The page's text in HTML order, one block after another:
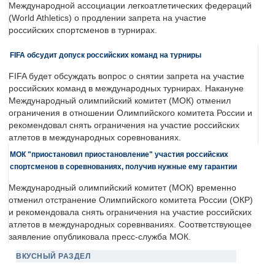
Международной ассоциации легкоатлетических федераций
(World Athletics) о продлении запрета на участие
российских спортсменов в турнирах.
FIFA обсудит допуск российских команд на турниры
FIFA будет обсуждать вопрос о снятии запрета на участие
российских команд в международных турнирах. Накануне
Международный олимпийский комитет (МОК) отменил
ограничения в отношении Олимпийского комитета России и
рекомендовал снять ограничения на участие российских
атлетов в международных соревнованиях.
МОК "приостановил приостановление" участия российских
спортсменов в соревнованиях, получив нужные ему гарантии
Международный олимпийский комитет (МОК) временно
отменил отстранение Олимпийского комитета России (ОКР)
и рекомендовала снять ограничения на участие российских
атлетов в международных соревнваниях. Соответствующее
заявление опубликовала пресс-служба МОК.
ВКУСНЫЙ РАЗДЕЛ